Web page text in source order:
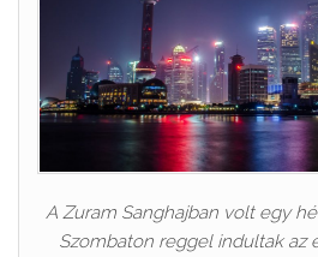
A Zuram Sanghajban volt egy
Szombaton reggel indultak az